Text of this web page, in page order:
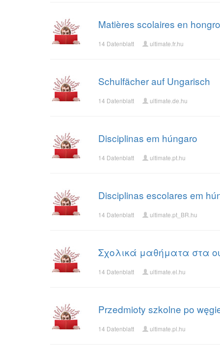
Matières scolaires en
14 Datenblatt ultimate.fr.hu
Schulfächer auf Ungarisch
14 Datenblatt ultimate.de.hu
Disciplinas em húngaro
14 Datenblatt ultimate.pt.hu
Disciplinas escolares em
14 Datenblatt ultimate.pt_BR.hu
Σχολικά μαθήματα στα
14 Datenblatt ultimate.el.hu
Przedmioty szkolne po
14 Datenblatt ultimate.pl.hu